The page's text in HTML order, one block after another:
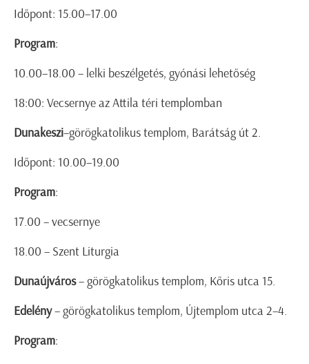
Időpont: 15.00–17.00
Program:
10.00–18.00 – lelki beszélgetés, gyónási lehetőség
18:00: Vecsernye az Attila téri templomban
Dunakeszi–görögkatolikus templom, Barátság út 2.
Időpont: 10.00–19.00
Program:
17.00 – vecsernye
18.00 – Szent Liturgia
Dunaújváros– görögkatolikus templom, Kőris utca 15.
Edelény– görögkatolikus templom, Újtemplom utca 2–4.
Program: